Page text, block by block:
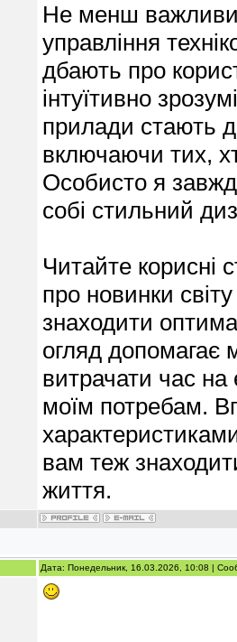
Не менш
управління
дбають про
інтуїтивно
прилади стають
включаючи тих,
Особисто я
собі стильний
Читайте корисні
про новинки
знаходити
огляд допомагає
витрачати час на
моїм потребам.
вам теж
життя.
Дата: Понедельник, 16.03.2026, 10:08 |